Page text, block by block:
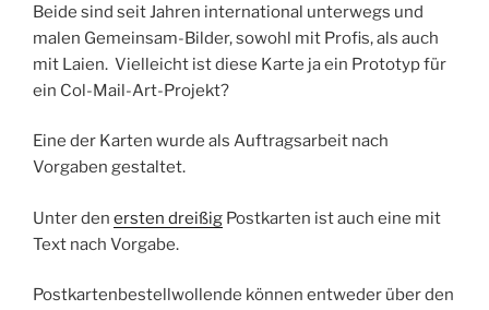
Beide sind seit Jahren international unterwegs und
malen Gemeinsam-Bilder, sowohl mit Profis, als auch
mit Laien. Vielleicht ist diese Karte ja ein Prototyp für
ein Col-Mail-Art-Projekt?
Eine der Karten wurde als Auftragsarbeit nach
Vorgaben gestaltet.
Unter den ersten dreißig Postkarten ist auch eine mit
Text nach Vorgabe.
Postkartenbestellwollende können entweder über den